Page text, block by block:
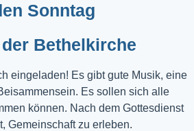
Sonntag
Bethelkirche
eingeladen! Es gibt gute Musik, eine
Es sollen sich alle
können. Nach dem Gottesdienst
Gemeinschaft zu erleben.